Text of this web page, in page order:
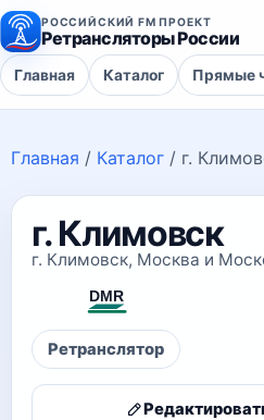
РОССИЙСКИЙ FM ПРОЕКТ
Ретрансляторы России
Главная Каталог Прямые
Главная / Каталог / г.
г. Климовск
г. Климовск, Москва и
Ретранслятор